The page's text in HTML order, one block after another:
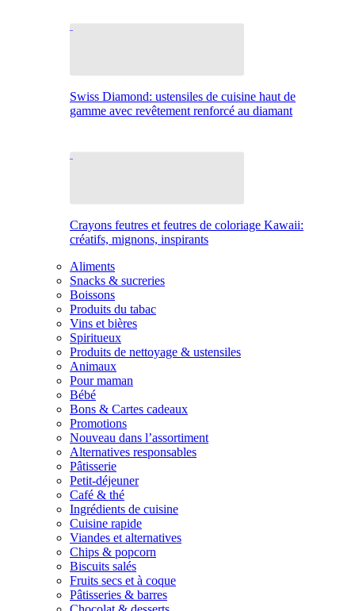
Swiss Diamond: ustensiles de cuisine haut de
gamme avec revêtement renforcé au diamant
Crayons feutres et feutres de coloriage Kawaii:
créatifs, mignons, inspirants
Aliments
Snacks & sucreries
Boissons
Produits du tabac
Vins et bières
Spiritueux
Produits de nettoyage & ustensiles
Animaux
Pour maman
Bébé
Bons & Cartes cadeaux
Promotions
Nouveau dans l’assortiment
Alternatives responsables
Pâtisserie
Petit-déjeuner
Café & thé
Ingrédients de cuisine
Cuisine rapide
Viandes et alternatives
Chips & popcorn
Biscuits salés
Fruits secs et à coque
Pâtisseries & barres